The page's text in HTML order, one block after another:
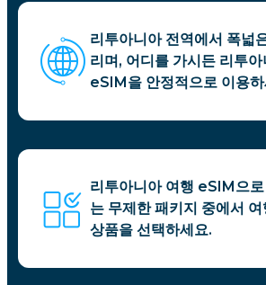
리투아니아 전역에서 폭넓
리며, 어디를 가시든 리투
eSIM을 안정적으로 이용
리투아니아 여행 eSIM으
는 무제한 패키지 중에서
상품을 선택하세요.